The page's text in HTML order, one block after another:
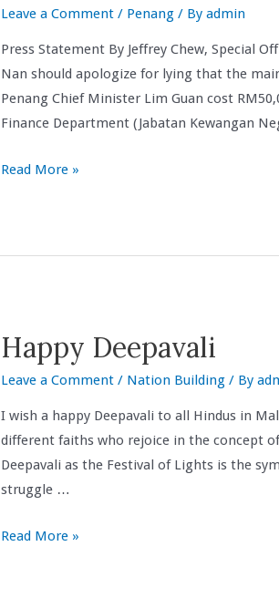
31,064
Pembelian
Penyelewengan
Leave a Comment / Penang / Byadmin
Press Statement By Jeffrey Chew, Special
Nan should apologize for lying that the
Penang Chief Minister Lim Guan cost
Finance Department (Jabatan Kewangan
Dato
for
that
the
maintenance
cost
for
the
Read More »
Happy Deepavali
Leave a Comment / Nation Building / By
I wish a happy Deepavali to all Hindus in
different faiths who rejoice in the concept
Deepavali as the Festival of Lights is the
struggle …
Happy
Read More »